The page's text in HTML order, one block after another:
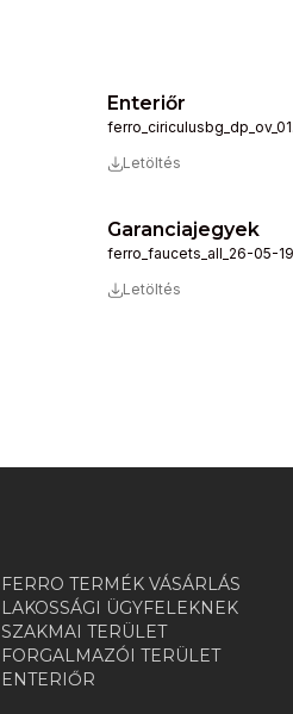
Enteriőr
Letöltés
Garanciajegyek
ferro_faucets_all_26-05-
Letöltés
FERRO TERMÉK VÁSÁRLÁS
LAKOSSÁGI ÜGYFELEKNEK
SZAKMAI TERÜLET
FORGALMAZÓI TERÜLET
ENTERIŐR